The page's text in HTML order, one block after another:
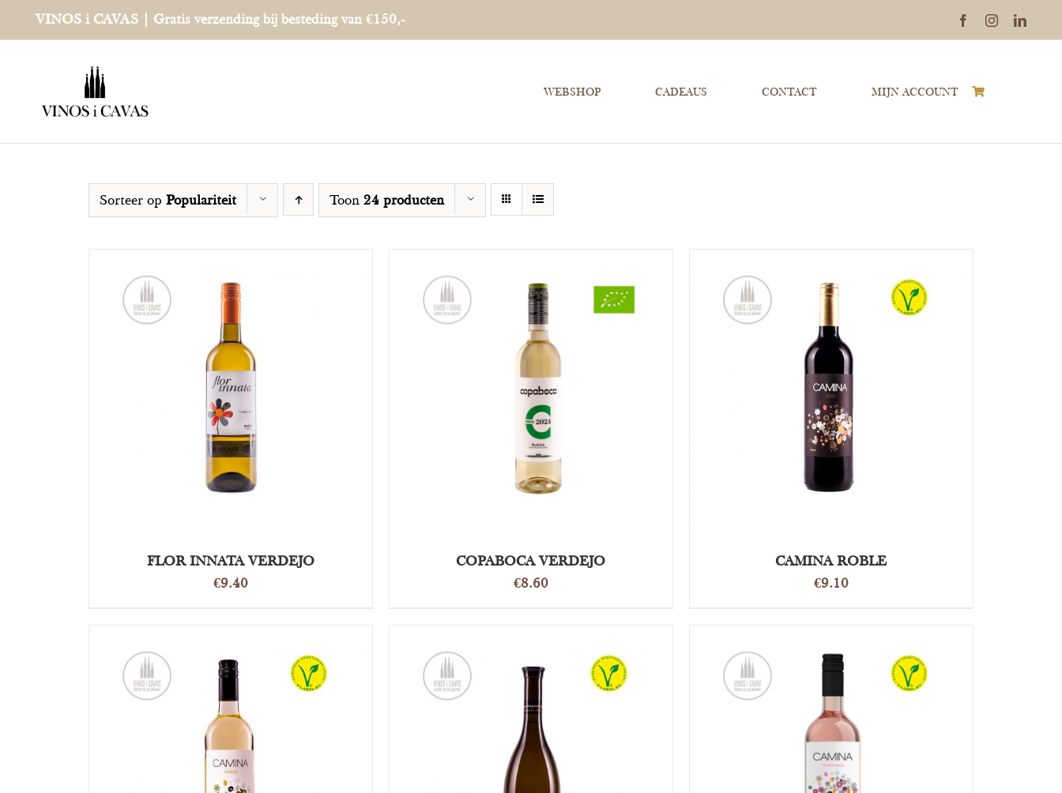
naar
VINOS i CAVAS | Gratis verzending bij besteding van €150,- FacebookInstagram
WEBSHOP CADEAUS CONTACT MIJN ACCOUNT
Sorteer op Populariteit Toon 24 producten
OPTIES SELECTEREN
FLOR INNATA VERDEJO
€9.40
OPTIES SELECTEREN
COPABOCA VERDEJO
€8.60
OPTIES SELECTEREN
CAMINA ROBLE
€9.10
OPTIES SELECTEREN DETAILS OPTIES SELECTEREN